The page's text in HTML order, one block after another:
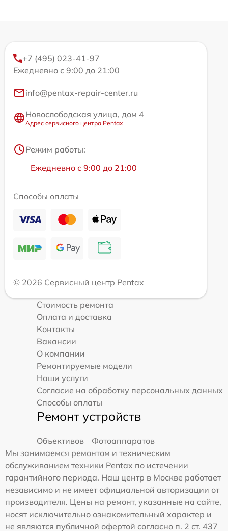
+7 (495) 023-41-97
Ежедневно с 9:00 до 21:00
info@pentax-repair-center.ru
Новослободская улица, дом 4
Адрес сервисного центра Pentax
Режим работы:
Ежедневно с 9:00 до 21:00
Способы оплаты
© 2026 Сервисный центр Pentax
Стоимость ремонта
Оплата и доставка
Контакты
Вакансии
О компании
Ремонтируемые модели
Наши услуги
Согласие на обработку персональных данных
Способы оплаты
Ремонт устройств
Объективов
Фотоаппаратов
Мы занимаемся ремонтом и техническим
обслуживанием техники Pentax по истечении
гарантийного периода. Наш центр в Москве работает
независимо и не имеет официальной авторизации от
производителя. Цены на ремонт, указанные на сайте,
носят исключительно ознакомительный характер и
не являются публичной офертой согласно п. 2 ст. 437